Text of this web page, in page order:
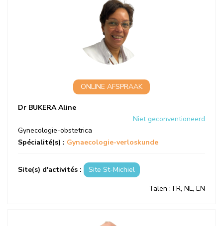
ONLINE AFSPRAAK
Dr BUKERA Aline
Niet geconventioneerd
Gynecologie-obstetrica
Spécialité(s) : Gynaecologie-verloskunde
Site(s) d'activités :
Site St-Michiel
Talen : FR, NL, EN